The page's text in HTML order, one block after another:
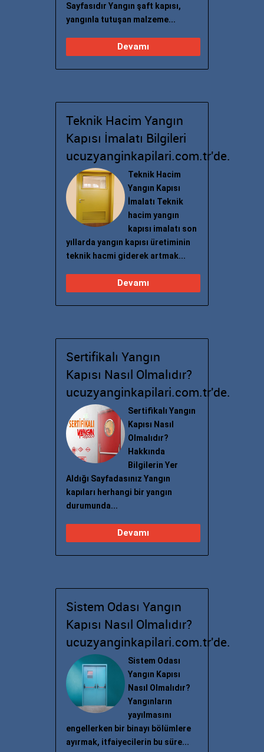
Sayfasıdır Yangın şaft kapısı,
yangınla tutuşan malzeme...
Devamı
Teknik Hacim Yangın
Kapısı İmalatı Bilgileri
ucuzyanginkapilari.com.tr'de.
Teknik Hacim
Yangın Kapısı
İmalatı Teknik
hacim yangın
kapısı imalatı son
yıllarda yangın kapısı üretiminin
teknik hacmi giderek artmak...
Devamı
Sertifikalı Yangın
Kapısı Nasıl Olmalıdır?
ucuzyanginkapilari.com.tr'de.
Sertifikalı Yangın
Kapısı Nasıl
Olmalıdır?
Hakkında
Bilgilerin Yer
Aldığı Sayfadasınız Yangın
kapıları herhangi bir yangın
durumunda...
Devamı
Sistem Odası Yangın
Kapısı Nasıl Olmalıdır?
ucuzyanginkapilari.com.tr'de.
Sistem Odası
Yangın Kapısı
Nasıl Olmalıdır?
Yangınların
yayılmasını
engellerken bir binayı bölümlere
ayırmak, itfaiyecilerin bu süre...